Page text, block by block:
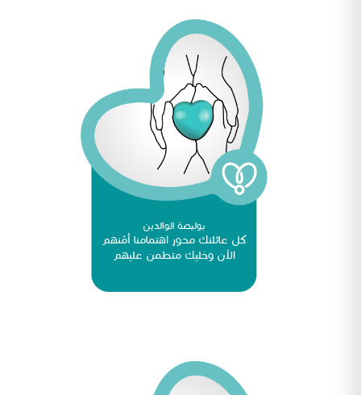
بوليصة الوالدين
كل عائلتك محور اهتمامنا أمّنهم
الآن وخليك متطمن عليهم